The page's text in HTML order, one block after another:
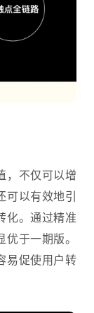
，不仅可以增
可以有效地引
化。通过精准
于一期版。
易促使用户转